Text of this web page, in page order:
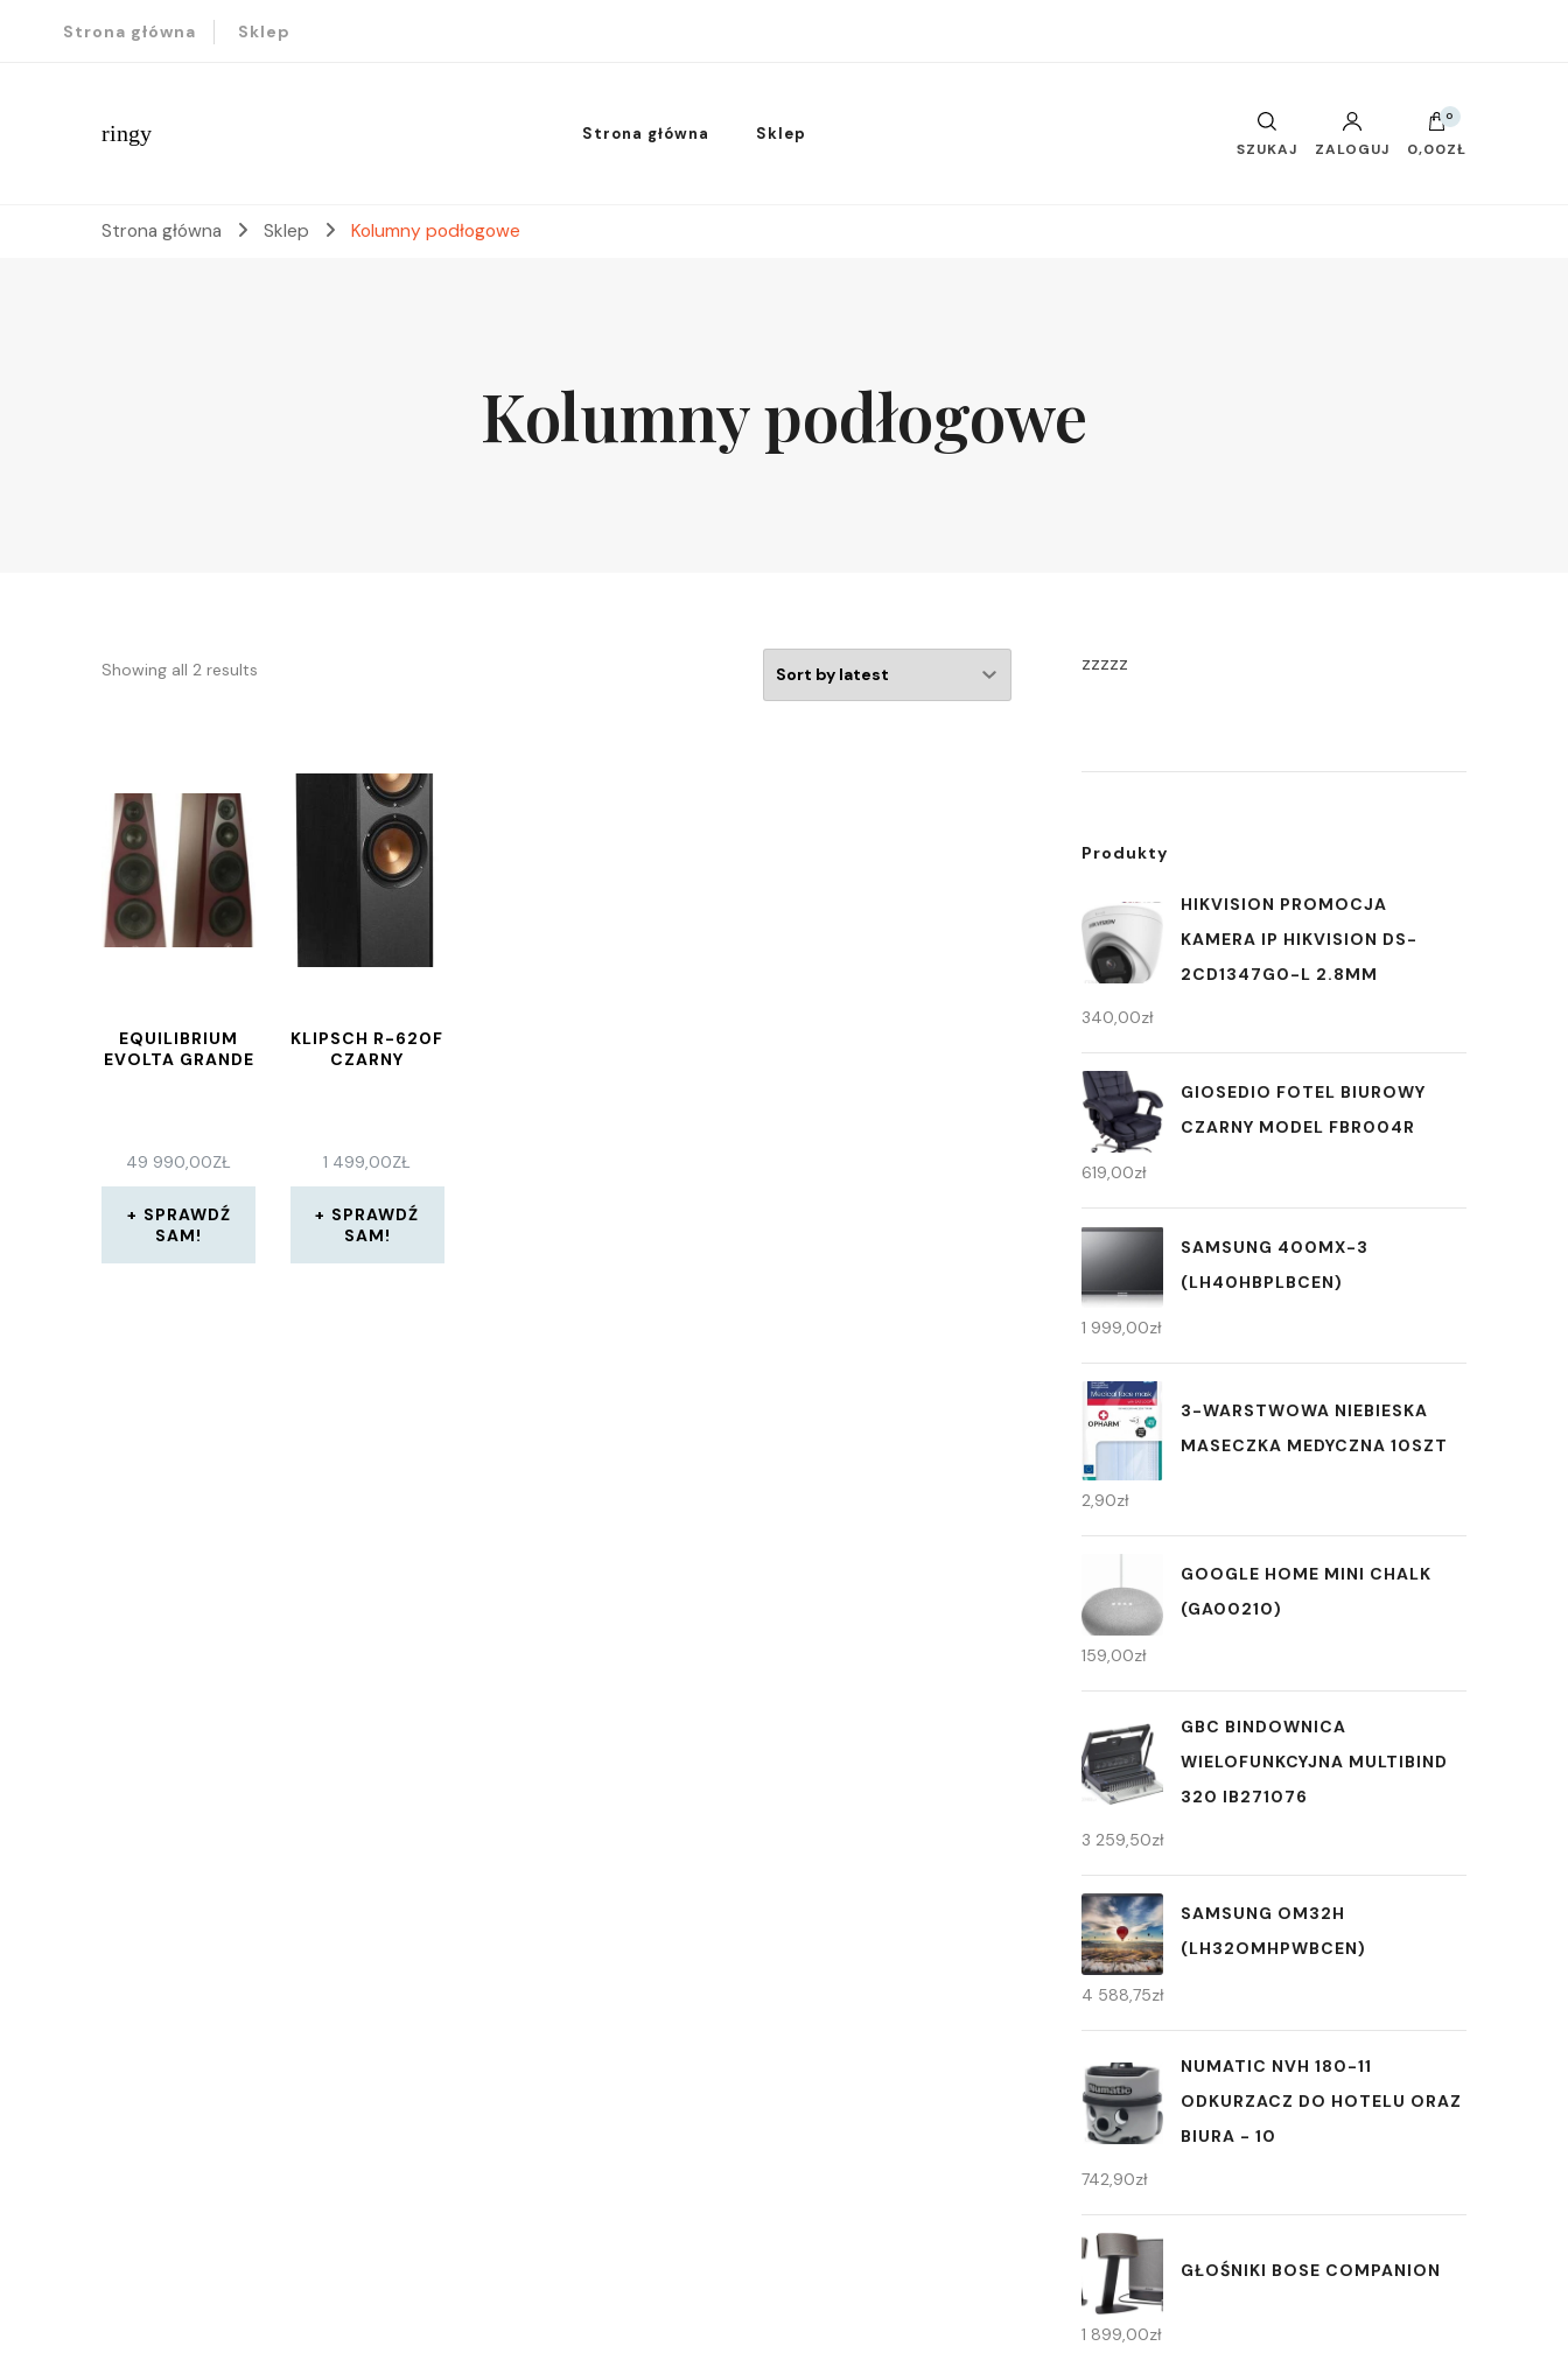
Strona główna Sklep
ringy Strona główna Sklep
SZUKAJ ZALOGUJ
0
0,00ZŁ
Strona główna Sklep Kolumny podłogowe
Kolumny podłogowe
Showing all 2 results
EQUILIBRIUM
EVOLTA GRANDE
49 990,00ZŁ
SPRAWDŹ
SAM!
KLIPSCH R-620F
CZARNY
1 499,00ZŁ
SPRAWDŹ
SAM!
zzzzz
Produkty
HIKVISION PROMOCJA
KAMERA IP HIKVISION DS-
2CD1347G0-L 2.8MM
340,00zł
GIOSEDIO FOTEL BIUROWY
CZARNY MODEL FBR004R
619,00zł
SAMSUNG 400MX-3
(LH40HBPLBCEN)
1 999,00zł
3-WARSTWOWA NIEBIESKA
MASECZKA MEDYCZNA 10SZT
2,90zł
GOOGLE HOME MINI CHALK
(GA00210)
159,00zł
GBC BINDOWNICA
WIELOFUNKCYJNA MULTIBIND
320 IB271076
3 259,50zł
SAMSUNG OM32H
(LH32OMHPWBCEN)
4 588,75zł
NUMATIC NVH 180-11
ODKURZACZ DO HOTELU ORAZ
BIURA - 10
742,90zł
GŁOŚNIKI BOSE COMPANION
1 899,00zł